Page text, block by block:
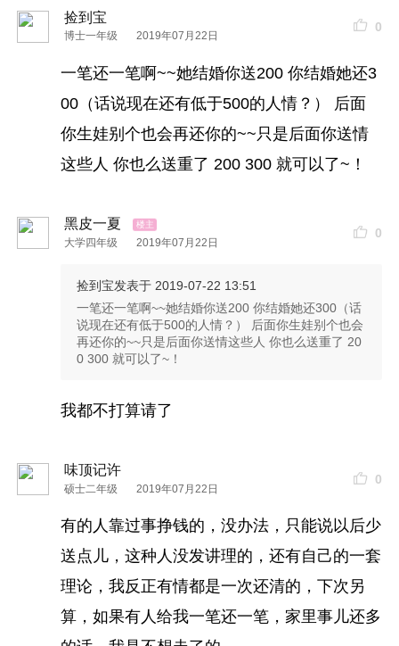
捡到宝
博士一年级 2019年07月22日
0
一笔还一笔啊~~她结婚你送200 你结婚她还3
00（话说现在还有低于500的人情？） 后面
你生娃别个也会再还你的~~只是后面你送情
这些人 你也么送重了 200 300 就可以了~！
黑皮一夏
大学四年级 2019年07月22日
0
捡到宝发表于 2019-07-22 13:51
一笔还一笔啊~~她结婚你送200 你结婚她还300（话
说现在还有低于500的人情？） 后面你生娃别个也会
再还你的~~只是后面你送情这些人 你也么送重了 20
0 300 就可以了~！
我都不打算请了
味顶记许
硕士二年级 2019年07月22日
0
有的人靠过事挣钱的，没办法，只能说以后少
送点儿，这种人没发讲理的，还有自己的一套
理论，我反正有情都是一次还清的，下次另
算，如果有人给我一笔还一笔，家里事儿还多